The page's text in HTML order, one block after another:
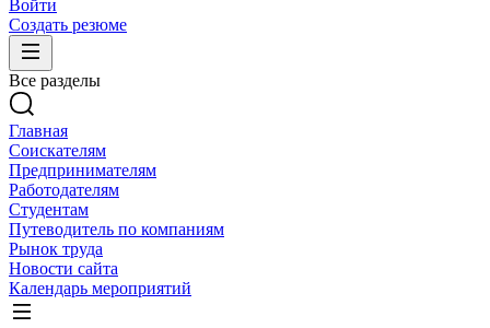
Войти
Создать резюме
Все разделы
Главная
Соискателям
Предпринимателям
Работодателям
Студентам
Путеводитель по компаниям
Рынок труда
Новости сайта
Календарь мероприятий